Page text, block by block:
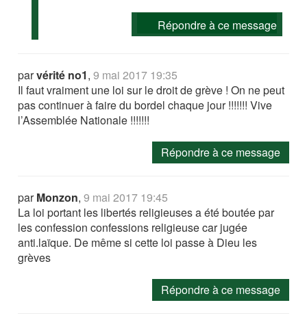
Répondre à ce message
parvérité no1,9 mai 2017 19:35
Il faut vraiment une loi sur le droit de grève ! On ne peut
pas continuer à faire du bordel chaque jour !!!!!!! Vive
l’Assemblée Nationale !!!!!!!
Répondre à ce message
parMonzon,9 mai 2017 19:45
La loi portant les libertés religieuses a été boutée par
les confession confessions religieuse car jugée
anti.laïque. De même si cette loi passe à Dieu les
grèves
Répondre à ce message